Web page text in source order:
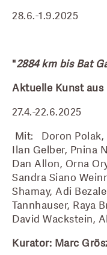
28.6.-1.9.2025
"2884 km bis Bat
Aktuelle Kunst aus
27.4.-22.6.2025
Ilan Gelber, Pnina
Dan Allon, Orna
Sandra Siano
Shamay, Adi
Tannhauser, Raya
David Wackstein,
Kurator: Marc